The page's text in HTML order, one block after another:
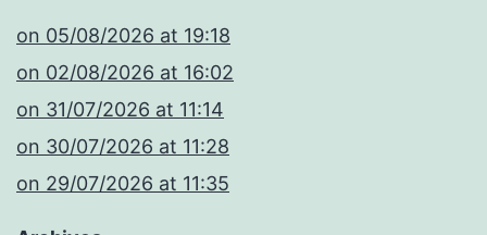
​on 05/08/2026 at 19:18
​on 02/08/2026 at 16:02
​on 31/07/2026 at 11:14
​on 30/07/2026 at 11:28
​on 29/07/2026 at 11:35